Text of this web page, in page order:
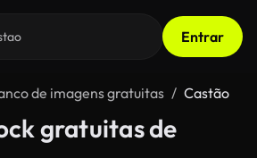
Entrar
de imagens gratuitas Castão
gratuitas de